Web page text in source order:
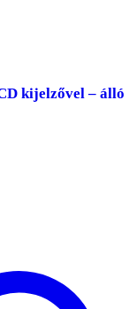
kijelzővel – álló